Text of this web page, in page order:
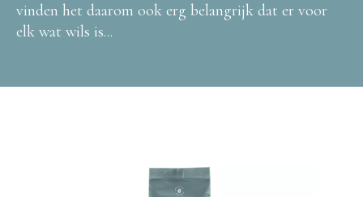
vinden het daarom ook erg belangrijk dat er voor
elk wat wils is...